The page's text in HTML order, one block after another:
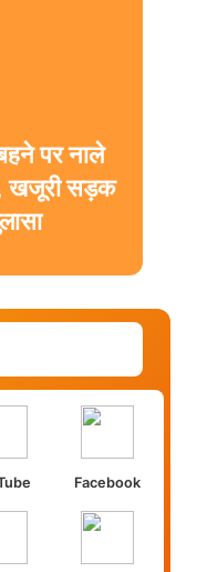
पर नाले
खजूरी सड़क
का
पुरानी
14 वार,
Facebook